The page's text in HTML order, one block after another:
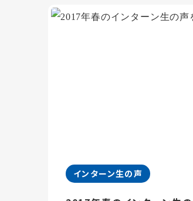
インターン生の声